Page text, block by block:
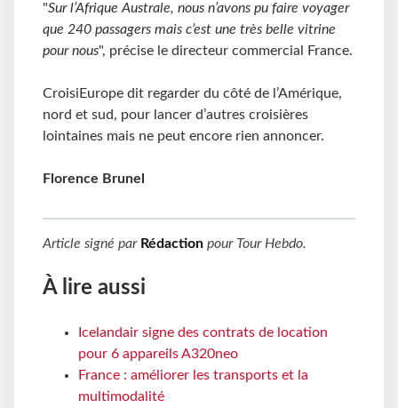
"Sur l’Afrique Australe, nous n’avons pu faire voyager
que 240 passagers mais c’est une très belle vitrine
pour nous", précise le directeur commercial France.
CroisiEurope dit regarder du côté de l’Amérique,
nord et sud, pour lancer d’autres croisières
lointaines mais ne peut encore rien annoncer.
Florence Brunel
Article signé par Rédaction pour Tour Hebdo.
À lire aussi
Icelandair signe des contrats de location
pour 6 appareils A320neo
France : améliorer les transports et la
multimodalité